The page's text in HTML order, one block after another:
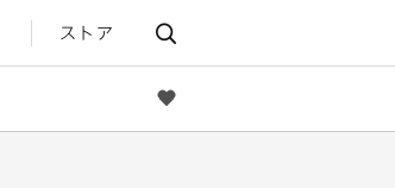
ストア